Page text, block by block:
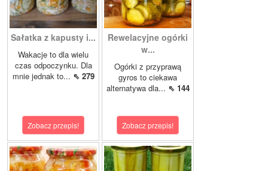
Sałatka z kapusty i...
Wakacje to dla wielu
czas odpoczynku. Dla
mnie jednak to... ⇖ 279
Zobacz przepis!
Rewelacyjne ogórki
w...
Ogórki z przyprawą
gyros to ciekawa
alternatywa dla... ⇖ 144
Zobacz przepis!